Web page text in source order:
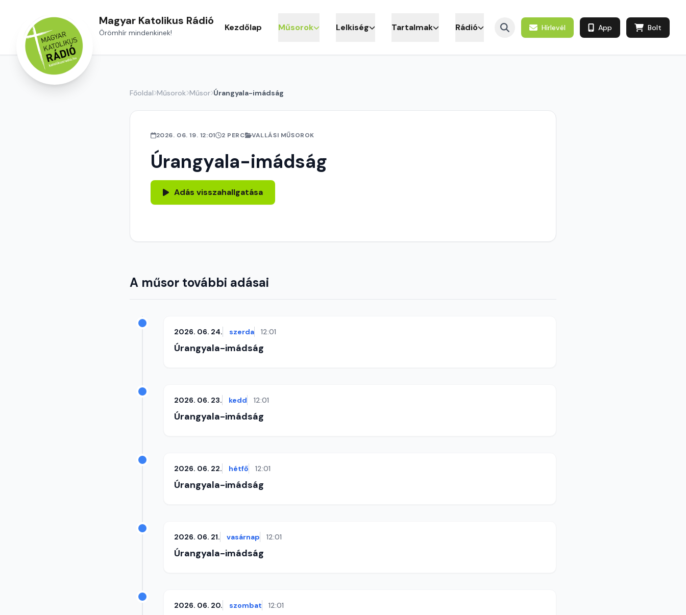
Magyar Katolikus Rádió
Örömhír mindenkinek! Kezdőlap Műsorok Lelkiség Tartalmak Rádió Hírlevél App Bolt
Főoldal Műsorok Műsor Úrangyala-imádság
2026. 06. 19. 12:01 2 PERC VALLÁSI MŰSOROK
Úrangyala-imádság
Adás visszahallgatása
A műsor további adásai
2026. 06. 24. szerda 12:01
Úrangyala-imádság
2026. 06. 23. kedd 12:01
Úrangyala-imádság
2026. 06. 22. hétfő 12:01
Úrangyala-imádság
2026. 06. 21. vasárnap 12:01
Úrangyala-imádság
2026. 06. 20. szombat 12:01